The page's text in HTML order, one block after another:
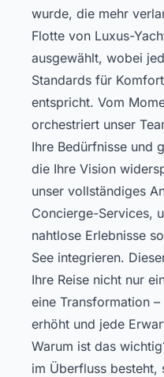
wurde, die mehr
Flotte von Luxus-
ausgewählt, wobei
Standards für
entspricht. Vom
orchestriert unser
Ihre Bedürfnisse und
die Ihre Vision
unser vollständiges
Concierge-Services,
nahtlose Erlebnisse
See integrieren.
Ihre Reise nicht nur
eine Transformation
erhöht und jede
Warum ist das
im Überfluss besteht,